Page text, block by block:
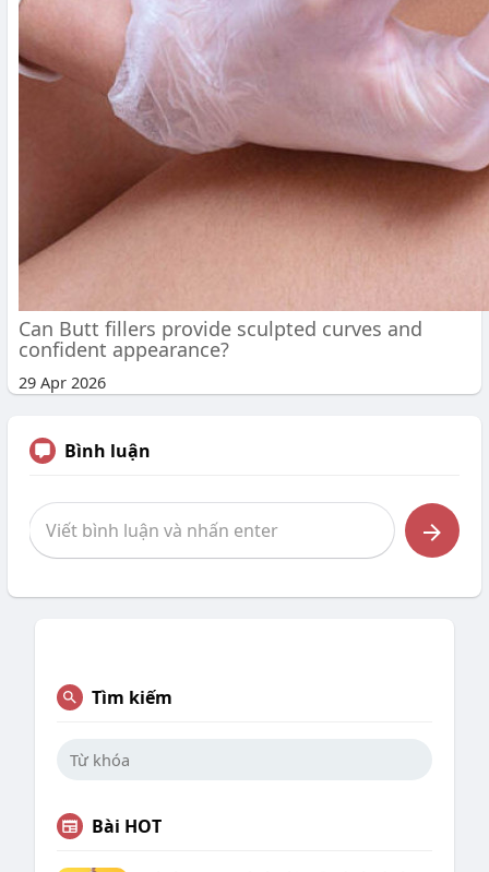
Can Butt fillers provide sculpted curves and
confident appearance?
29 Apr 2026
Bình luận
Tìm kiếm
Bài HOT